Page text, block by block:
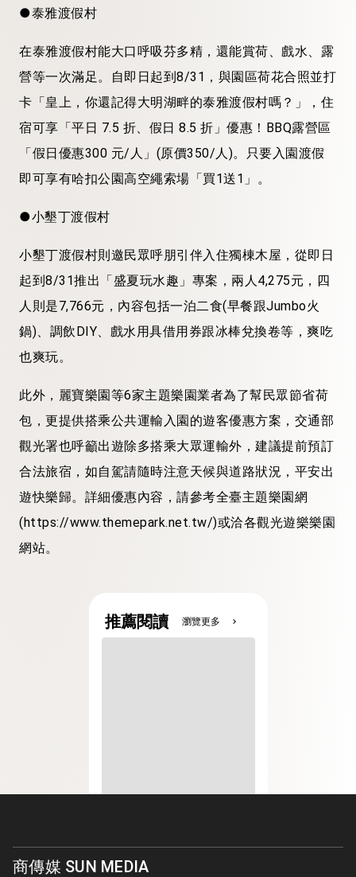
●泰雅渡假村
在泰雅渡假村能大口呼吸芬多精，還能賞荷、戲水、露
營等一次滿足。自即日起到8/31，與園區荷花合照並打
卡「皇上，你還記得大明湖畔的泰雅渡假村嗎？」，住
宿可享「平日 7.5 折、假日 8.5 折」優惠！BBQ露營區
「假日優惠300 元/人」(原價350/人)。只要入園渡假
即可享有哈扣公園高空繩索場「買1送1」。
●小墾丁渡假村
小墾丁渡假村則邀民眾呼朋引伴入住獨棟木屋，從即日
起到8/31推出「盛夏玩水趣」專案，兩人4,275元，四
人則是7,766元，內容包括一泊二食(早餐跟Jumbo火
鍋)、調飲DIY、戲水用具借用券跟冰棒兌換卷等，爽吃
也爽玩。
此外，麗寶樂園等6家主題樂園業者為了幫民眾節省荷
包，更提供搭乘公共運輸入園的遊客優惠方案，交通部
觀光署也呼籲出遊除多搭乘大眾運輸外，建議提前預訂
合法旅宿，如自駕請隨時注意天候與道路狀況，平安出
遊快樂歸。詳細優惠內容，請參考全臺主題樂園網
(https://www.themepark.net.tw/)或洽各觀光遊樂樂園
網站。
推薦閱讀 瀏覽更多 chevron_right
商傳媒 SUN MEDIA